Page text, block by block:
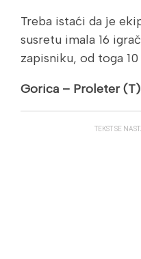
Treba istaći da je
susretu imala 16
zapisniku, od toga
Gorica – Proleter
TEKST SE